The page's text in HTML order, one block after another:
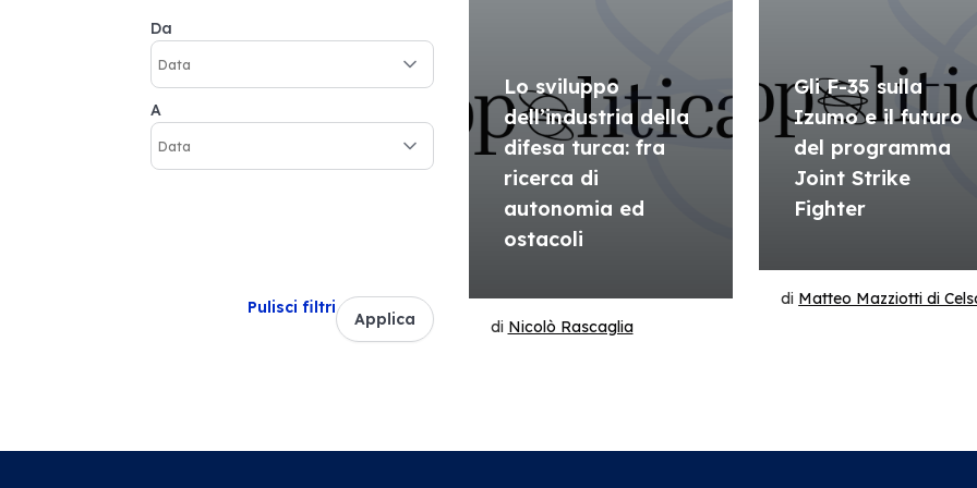
Da
A
Pulisci filtri
Applica
Lo sviluppo
dell’industria della
difesa turca: fra
ricerca di
autonomia ed
ostacoli
di Nicolò Rascaglia
Gli F-35 sulla
Izumo e il futuro
del programma
Joint Strike
Fighter
di Matteo Mazziotti di